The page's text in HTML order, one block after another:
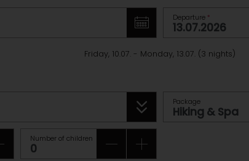
Departure *
Friday, 10.07. - Monday, 13.07. (3 nights)
Package
Number of children